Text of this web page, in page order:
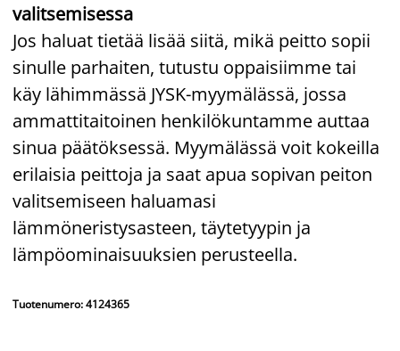
valitsemisessa
Jos haluat tietää lisää siitä, mikä peitto sopii
sinulle parhaiten, tutustu oppaisiimme tai
käy lähimmässä JYSK-myymälässä, jossa
ammattitaitoinen henkilökuntamme auttaa
sinua päätöksessä. Myymälässä voit kokeilla
erilaisia peittoja ja saat apua sopivan peiton
valitsemiseen haluamasi
lämmöneristysasteen, täytetyypin ja
lämpöominaisuuksien perusteella.
Tuotenumero: 4124365